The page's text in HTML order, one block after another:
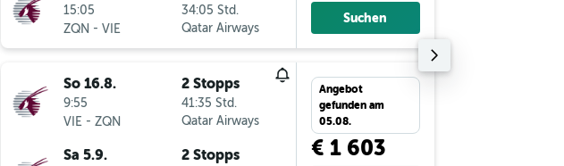
15:05
ZQN - VIE
34:05 Std.
Qatar Airways
Suchen
So 16.8.
9:55
VIE - ZQN
2 Stopps
41:35 Std.
Qatar Airways
Sa 5.9. 2 Stopps
Angebot
gefunden am
05.08.
€ 1 603